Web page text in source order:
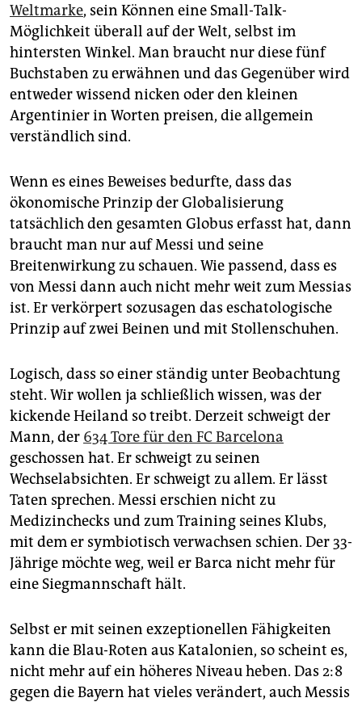
epaper login
Weltmarke, sein Können eine Small-Talk-
Möglichkeit überall auf der Welt, selbst im
hintersten Winkel. Man braucht nur diese fünf
Buchstaben zu erwähnen und das Gegenüber wird
entweder wissend nicken oder den kleinen
Argentinier in Worten preisen, die allgemein
verständlich sind.
Wenn es eines Beweises bedurfte, dass das
ökonomische Prinzip der Globalisierung
tatsächlich den gesamten Globus erfasst hat, dann
braucht man nur auf Messi und seine
Breitenwirkung zu schauen. Wie passend, dass es
von Messi dann auch nicht mehr weit zum Messias
ist. Er verkörpert sozusagen das eschatologische
Prinzip auf zwei Beinen und mit Stollenschuhen.
Logisch, dass so einer ständig unter Beobachtung
steht. Wir wollen ja schließlich wissen, was der
kickende Heiland so treibt. Derzeit schweigt der
Mann, der 634 Tore für den FC Barcelona
geschossen hat. Er schweigt zu seinen
Wechselabsichten. Er schweigt zu allem. Er lässt
Taten sprechen. Messi erschien nicht zu
Medizinchecks und zum Training seines Klubs,
mit dem er symbiotisch verwachsen schien. Der 33-
Jährige möchte weg, weil er Barca nicht mehr für
eine Siegmannschaft hält.
Selbst er mit seinen exzeptionellen Fähigkeiten
kann die Blau-Roten aus Katalonien, so scheint es,
nicht mehr auf ein höheres Niveau heben. Das 2:8
gegen die Bayern hat vieles verändert, auch Messis